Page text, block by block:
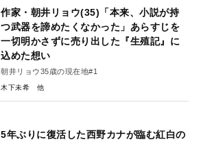
作家・朝井リョウ(35)「本来、小説が持
つ武器を諦めたくなかった」あらすじを
一切明かさずに売り出した『生殖記』に
込めた想い
朝井リョウ35歳の現在地#1
木下未希
5年ぶりに復活した西野カナが臨む紅白の